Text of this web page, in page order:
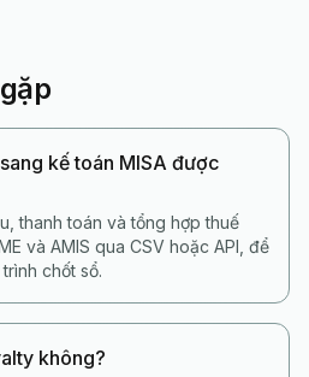
kế toán MISA được
thanh toán và tổng hợp thuế
và AMIS qua CSV hoặc API, để
chốt sổ.
không?